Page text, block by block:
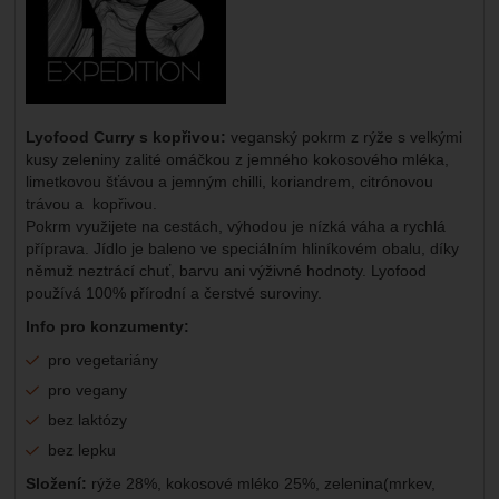
Lyofood Curry s kopřivou: veganský pokrm z rýže s velkými
kusy zeleniny zalité omáčkou z jemného kokosového mléka,
limetkovou šťávou a jemným chilli, koriandrem, citrónovou
trávou a kopřivou.
Pokrm využijete na cestách, výhodou je nízká váha a rychlá
příprava. Jídlo je baleno ve speciálním hliníkovém obalu, díky
němuž neztrácí chuť, barvu ani výživné hodnoty. Lyofood
používá 100% přírodní a čerstvé suroviny.
Info pro konzumenty:
pro vegetariány
pro vegany
bez laktózy
bez lepku
Složení: rýže 28%, kokosové mléko 25%, zelenina(mrkev,